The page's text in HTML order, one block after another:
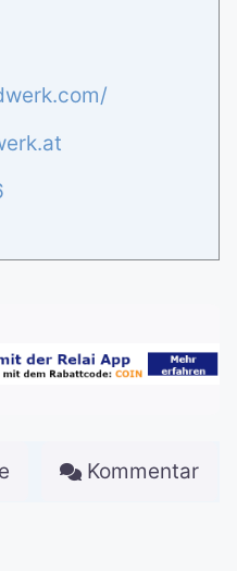
Kommentar